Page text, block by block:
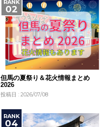
但馬の夏祭り＆花火情報まとめ
2026
投稿日 : 2026/07/08